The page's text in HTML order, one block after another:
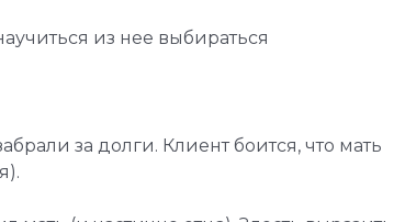
из нее выбираться
за долги. Клиент боится, что мать